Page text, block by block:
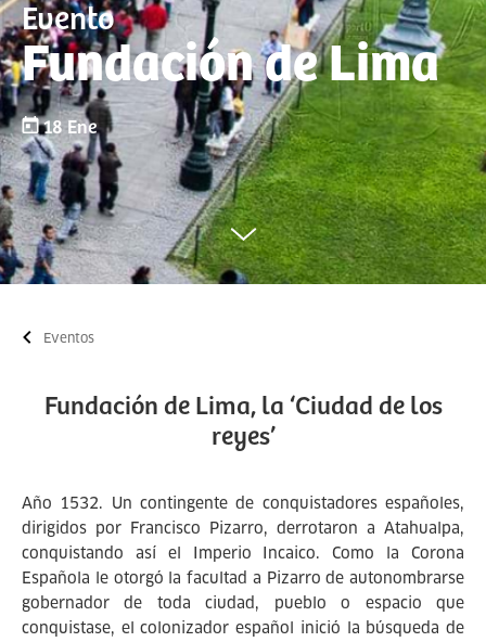
Evento
Fundación de Lima
18 Ene
Eventos
Fundación de Lima, la ‘Ciudad de los
reyes’
Año 1532. Un contingente de conquistadores españoles,
dirigidos por Francisco Pizarro, derrotaron a Atahualpa,
conquistando así el Imperio Incaico. Como la Corona
Española le otorgó la facultad a Pizarro de autonombrarse
gobernador de toda ciudad, pueblo o espacio que
conquistase, el colonizador español inició la búsqueda de